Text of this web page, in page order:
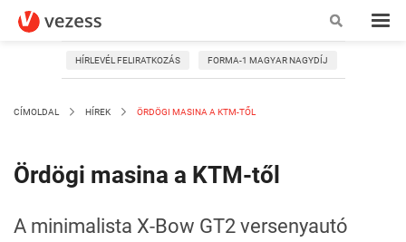
HÍRLEVÉL FELIRATKOZÁS FORMA-1 MAGYAR NAGYDÍJ
CÍMOLDAL HÍREK ÖRDÖGI MASINA A KTM-TŐL
Ördögi masina a KTM-től
A minimalista X-Bow GT2 versenyautó